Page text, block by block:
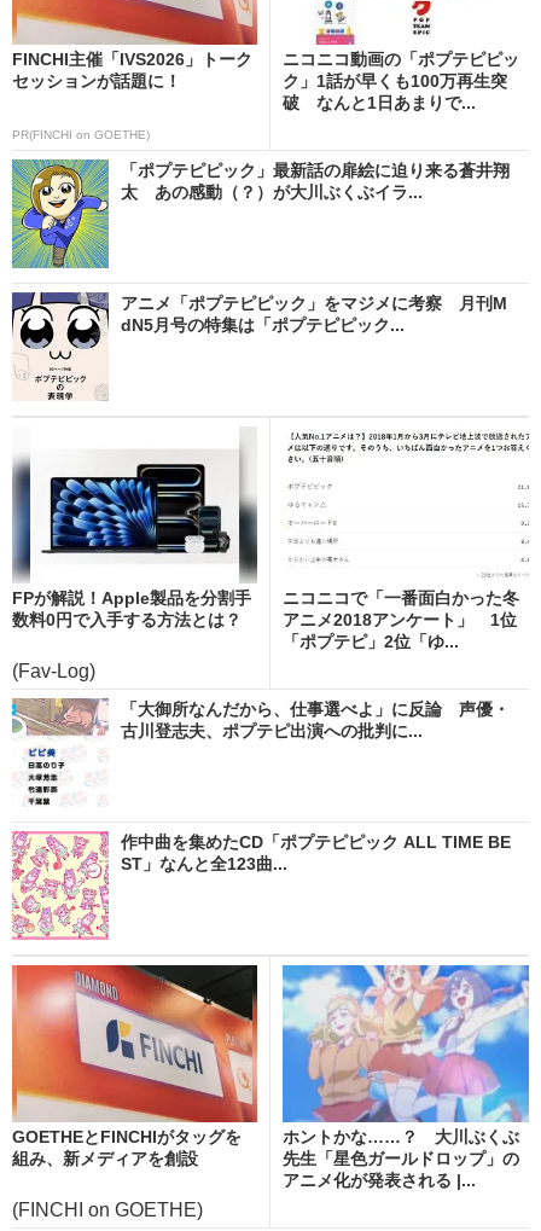
FINCHI主催「IVS2026」トーク
セッションが話題に！
PR(FINCHI on GOETHE)
ニコニコ動画の「ポプテピピッ
ク」1話が早くも100万再生突
破 なんと1日あまりで...
「ポプテピピック」最新話の扉絵に迫り来る蒼井翔
太 あの感動（？）が大川ぶくぶイラ...
アニメ「ポプテピピック」をマジメに考察 月刊M
dN5月号の特集は「ポプテピピック...
FPが解説！Apple製品を分割手
数料0円で入手する方法とは？
(Fav-Log)
ニコニコで「一番面白かった冬
アニメ2018アンケート」 1位
「ポプテピ」2位「ゆ...
「大御所なんだから、仕事選べよ」に反論 声優・
古川登志夫、ポプテピ出演への批判に...
作中曲を集めたCD「ポプテピピック ALL TIME BE
ST」なんと全123曲...
GOETHEとFINCHIがタッグを
組み、新メディアを創設
(FINCHI on GOETHE)
ホントかな……？ 大川ぶくぶ
先生「星色ガールドロップ」の
アニメ化が発表される |...